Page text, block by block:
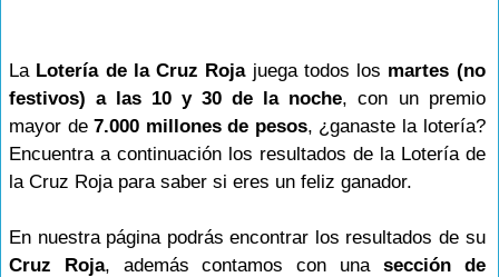
La Lotería de la Cruz Rojajuega todos los martes (no
festivos) a las 10 y 30 de la noche, con un premio
mayor de7.000 millones de pesos, ¿ganaste la lotería?
Encuentra a continuación los resultados de la Lotería de
la Cruz Roja para saber si eres un feliz ganador.
En nuestra página podrás encontrar los resultados de su
Cruz Roja, además contamos con una sección de